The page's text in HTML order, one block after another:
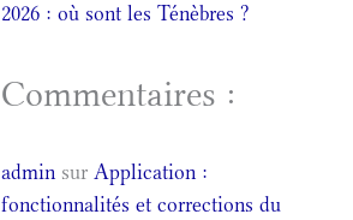
2026 : où sont les Ténèbres ?
Commentaires :
admin surApplication :
fonctionnalités et corrections du